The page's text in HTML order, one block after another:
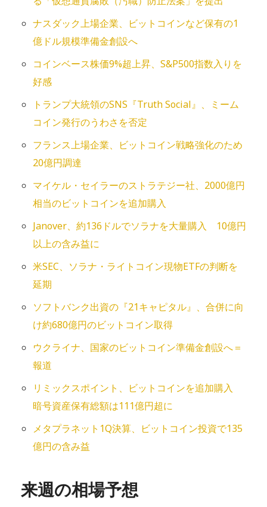
ナスダック上場企業、ビットコインなど保有の1
億ドル規模準備金創設へ
コインベース株価9%超上昇、S&P500指数入りを
好感
トランプ大統領のSNS『Truth Social』、ミーム
コイン発行のうわさを否定
フランス上場企業、ビットコイン戦略強化のため
20億円調達
マイケル・セイラーのストラテジー社、2000億円
相当のビットコインを追加購入
Janover、約136ドルでソラナを大量購入 10億円
以上の含み益に
米SEC、ソラナ・ライトコイン現物ETFの判断を
延期
ソフトバンク出資の『21キャピタル』、合併に向
け約680億円のビットコイン取得
ウクライナ、国家のビットコイン準備金創設へ＝
報道
リミックスポイント、ビットコインを追加購入
暗号資産保有総額は111億円超に
メタプラネット1Q決算、ビットコイン投資で135
億円の含み益
来週の相場予想